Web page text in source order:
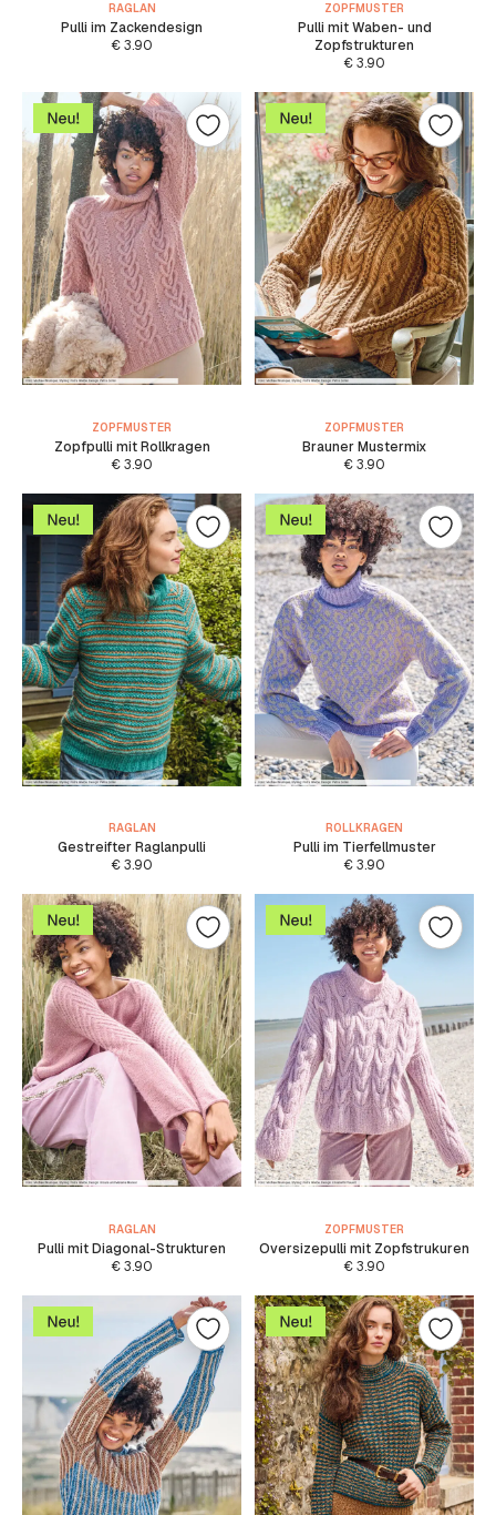
RAGLAN
Pulli im Zackendesign
€3.90
ZOPFMUSTER
Pulli mit Waben- und
Zopfstrukturen
€3.90
ZOPFMUSTER
Zopfpulli mit Rollkragen
€3.90
ZOPFMUSTER
Brauner Mustermix
€3.90
RAGLAN
Gestreifter Raglanpulli
€3.90
ROLLKRAGEN
Pulli im Tierfellmuster
€3.90
RAGLAN
Pulli mit Diagonal-Strukturen
€3.90
ZOPFMUSTER
Oversizepulli mit Zopfstrukuren
€3.90